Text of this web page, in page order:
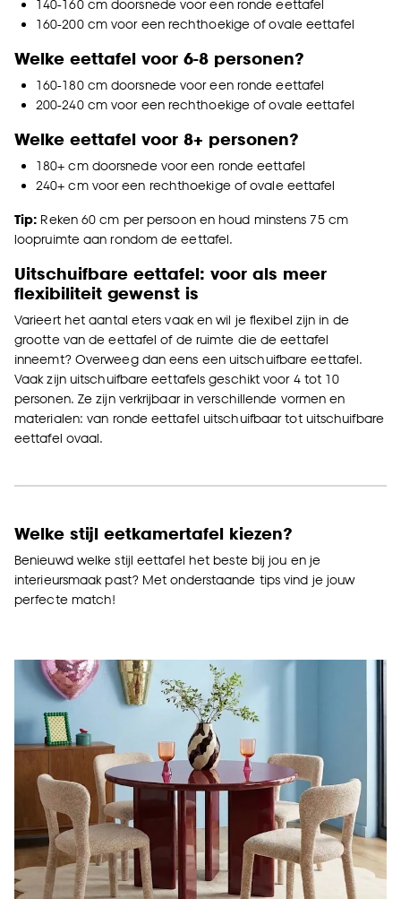
Goed om te weten is dat je deze keuze altijd nog
kan aanpassen, bekijk hiervoor onze
140-160 cm doorsnede voor een ronde eettafel
160-200 cm voor een rechthoekige of ovale eettafel
Welke eettafel voor 6-8 personen?
160-180 cm doorsnede voor een ronde eettafel
200-240 cm voor een rechthoekige of ovale eettafel
Welke eettafel voor 8+ personen?
180+ cm doorsnede voor een ronde eettafel
240+ cm voor een rechthoekige of ovale eettafel
Tip: Reken 60 cm per persoon en houd minstens 75 cm
loopruimte aan rondom de eettafel.
Uitschuifbare eettafel: voor als meer
flexibiliteit gewenst is
Varieert het aantal eters vaak en wil je flexibel zijn in de
grootte van de eettafel of de ruimte die de eettafel
inneemt? Overweeg dan eens een uitschuifbare eettafel.
Vaak zijn uitschuifbare eettafels geschikt voor 4 tot 10
personen. Ze zijn verkrijbaar in verschillende vormen en
materialen: van ronde eettafel uitschuifbaar tot uitschuifbare
eettafel ovaal.
Welke stijl eetkamertafel kiezen?
Benieuwd welke stijl eettafel het beste bij jou en je
interieursmaak past? Met onderstaande tips vind je jouw
perfecte match!